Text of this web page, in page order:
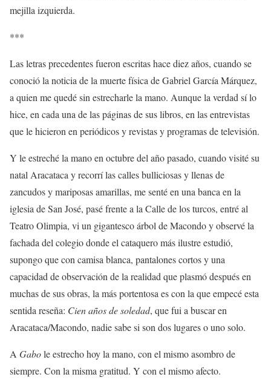
mejilla izquierda.
***
Las letras precedentes fueron escritas hace diez años, cuando se
conoció la noticia de la muerte física de Gabriel García Márquez,
a quien me quedé sin estrecharle la mano. Aunque la verdad sí lo
hice, en cada una de las páginas de sus libros, en las entrevistas
que le hicieron en periódicos y revistas y programas de televisión.
Y le estreché la mano en octubre del año pasado, cuando visité su
natal Aracataca y recorrí las calles bulliciosas y llenas de
zancudos y mariposas amarillas, me senté en una banca en la
iglesia de San José, pasé frente a la Calle de los turcos, entré al
Teatro Olimpia, vi un gigantesco árbol de Macondo y observé la
fachada del colegio donde el cataquero más ilustre estudió,
supongo que con camisa blanca, pantalones cortos y una
capacidad de observación de la realidad que plasmó después en
muchas de sus obras, la más portentosa es con la que empecé esta
sentida reseña: Cien años de soledad, que fui a buscar en
Aracataca/Macondo, nadie sabe si son dos lugares o uno solo.
A Gabole estrecho hoy la mano, con el mismo asombro de
siempre. Con la misma gratitud. Y con el mismo afecto.